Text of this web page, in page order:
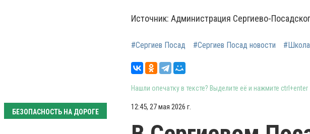
Источник: Администрация Сергиево-
#Сергиев Посад #Сергиев Посад новости #Школа
Нашли опечатку в тексте? Выделите её и нажмите ctrl+enter
БЕЗОПАСНОСТЬ НА ДОРОГЕ
12:45, 27 мая 2026 г.